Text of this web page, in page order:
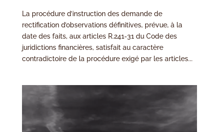
La procédure d’instruction des demande de
rectification d’observations définitives, prévue, à la
date des faits, aux articles R.241-31 du Code des
juridictions financières, satisfait au caractère
contradictoire de la procédure exigé par les articles...